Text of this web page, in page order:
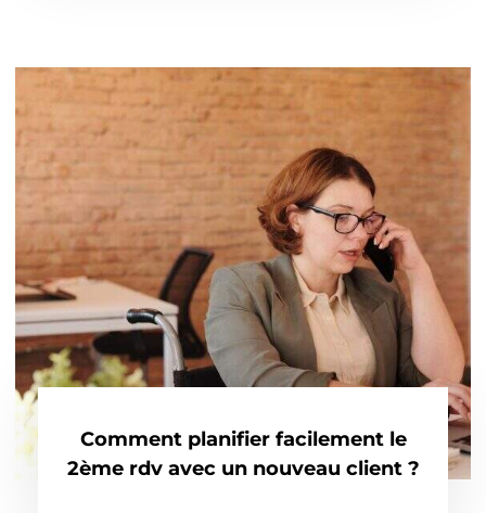
Comment planifier facilement le
2ème rdv avec un nouveau client ?